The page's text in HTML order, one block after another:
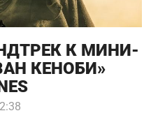
К МИНИ-
КЕНОБИ»